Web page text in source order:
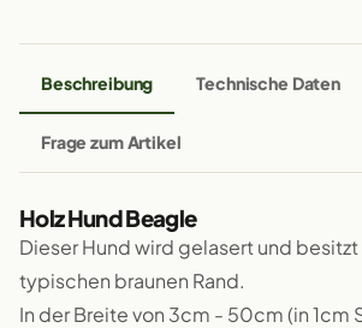
Beschreibung Technische Daten
Frage zum Artikel
Holz Hund Beagle
Dieser Hund wird gelasert und
typischen braunen Rand.
In der Breite von 3cm - 50cm (in 1cm